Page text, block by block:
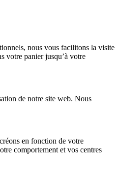
nous vous facilitons la visite
votre panier jusqu’à votre
de notre site web. Nous
en fonction de votre
comportement et vos centres